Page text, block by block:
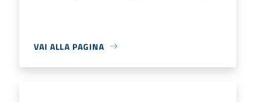
VAI ALLA PAGINA